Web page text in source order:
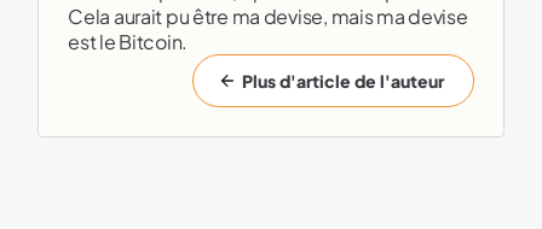
Cela aurait pu être ma devise, mais ma devise
est le Bitcoin.
Plus d'article de l'auteur